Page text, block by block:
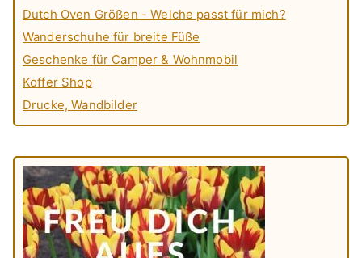
Dutch Oven Größen - Welche passt für mich?
Wanderschuhe für breite Füße
Geschenke für Camper & Wohnmobil
Koffer Shop
Drucke, Wandbilder